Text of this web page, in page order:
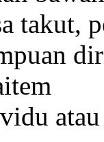
takut,